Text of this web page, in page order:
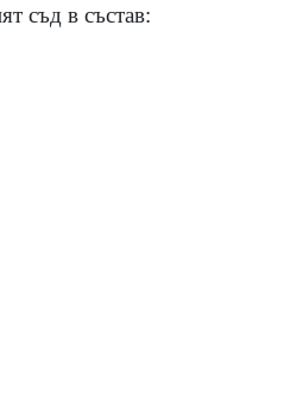
съд в състав: